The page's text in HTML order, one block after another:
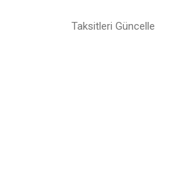
Taksitleri Güncelle